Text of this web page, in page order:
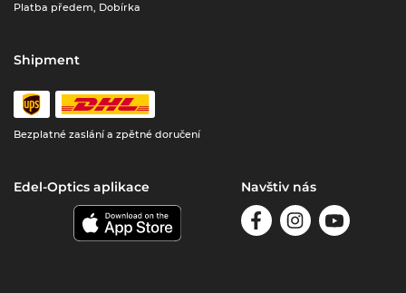
Platba předem, Dobírka
Shipment
Bezplatné zaslání a zpětné doručení
Edel-Optics aplikace Navštiv nás